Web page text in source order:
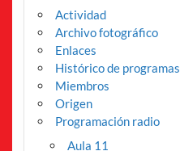
Actividad
Archivo fotográfico
Enlaces
Histórico de programas
Miembros
Origen
Programación radio
Aula 11